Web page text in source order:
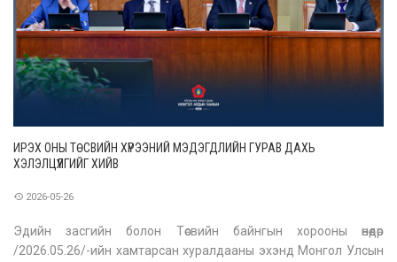
ИРЭХ ОНЫ ТӨСВИЙН ХҮРЭЭНИЙ МЭДЭГДЛИЙН ГУРАВ ДАХЬ
ХЭЛЭЛЦҮҮЛГИЙГ ХИЙВ
2026-05-26
Эдийн засгийн болон Төсвийн байнгын хорооны өнөөдөр
/2026.05.26/-ийн хамтарсан хуралдааны эхэнд Монгол Улсын